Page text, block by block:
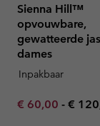
Sienna Hill™
opvouwbare,
gewatteerde
dames
Inpakbaar
Minimum sale
€ 60,00 - €